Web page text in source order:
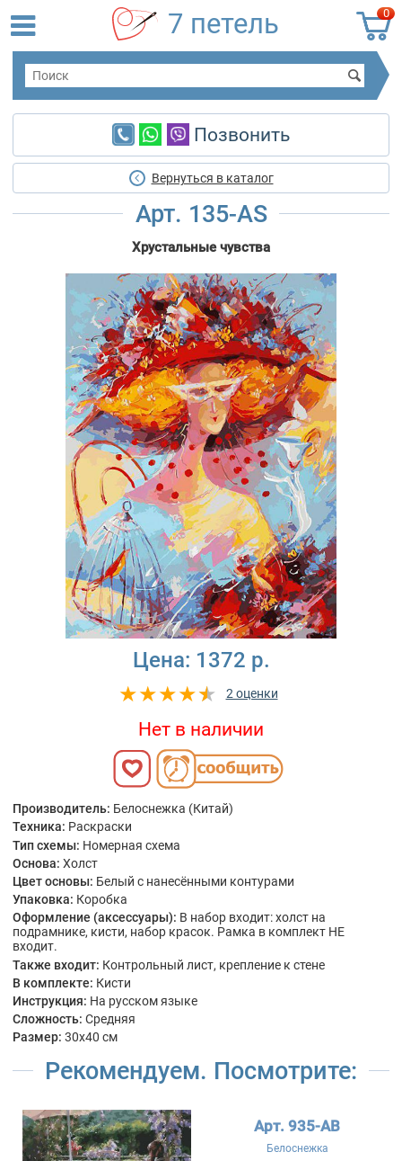
0
7 петель
Позвонить
Вернуться в каталог
Арт. 135-AS
Хрустальные чувства
Цена: 1372 р.
2 оценки
Нет в наличии
Производитель: Белоснежка (Китай)
Техника: Раскраски
Тип схемы: Номерная схема
Основа: Холст
Цвет основы: Белый с нанесёнными контурами
Упаковка: Коробка
Оформление (аксессуары): В набор входит: холст на
подрамнике, кисти, набор красок. Рамка в комплект НЕ
входит.
Также входит: Контрольный лист, крепление к стене
В комплекте: Кисти
Инструкция: На русском языке
Сложность: Средняя
Размер: 30x40 см
Рекомендуем. Посмотрите:
Арт. 935-AB
Белоснежка